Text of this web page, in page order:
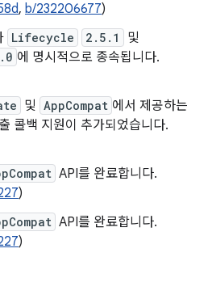
, b/232206677)
Lifecycle 2.5.1 및
에 명시적으로 종속됩니다.
및 AppCompat 에서 제공하는
콜백 지원이 추가되었습니다.
API를 완료합니다.
)
API를 완료합니다.
)